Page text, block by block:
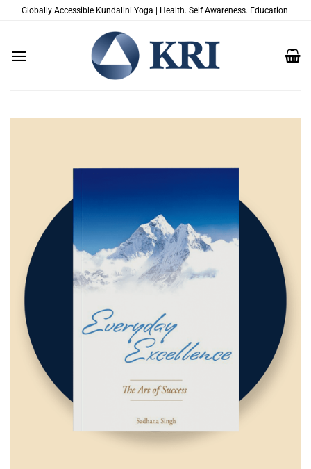
SaltarGlobally Accessible Kundalini Yoga | Health. Self Awareness. Education.